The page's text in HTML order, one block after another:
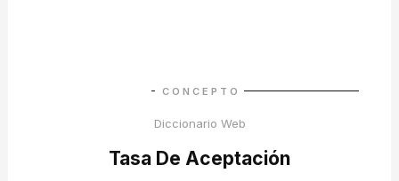
CONCEPTO
Diccionario Web
Tasa De Aceptación